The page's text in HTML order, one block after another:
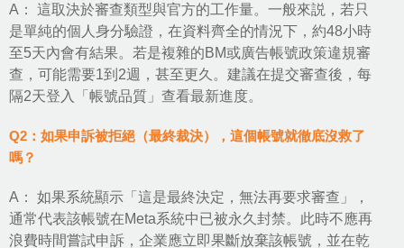
A： 這取決於審查類型與官方的工作量。一般來説，若只
是單純的個人身分驗證，在資料齊全的情況下，約48小時
至5天內會有結果。若是複雜的BM或廣告帳號政策違規審
查，可能需要1到2週，甚至更久。建議在提交審查後，每
隔2天登入「帳號品質」查看最新進度。
Q2：如果申訴被拒絕（最終裁決），這個帳號就徹底沒救了
嗎？
A： 如果系統顯示「這是最終決定，無法再要求審查」，
通常代表該帳號在Meta系統中已被永久封禁。此時不應再
浪費時間嘗試申訴，企業應立即果斷放棄該帳號，並在乾